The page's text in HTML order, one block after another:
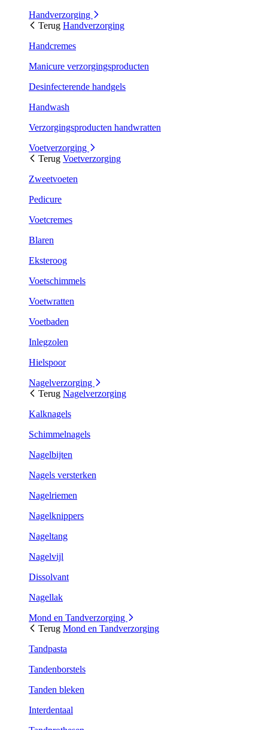
Handverzorging
Terug Handverzorging
Handcremes
Manicure verzorgingsproducten
Desinfecterende handgels
Handwash
Verzorgingsproducten handwratten
Voetverzorging
Terug Voetverzorging
Zweetvoeten
Pedicure
Voetcremes
Blaren
Eksteroog
Voetschimmels
Voetwratten
Voetbaden
Inlegzolen
Hielspoor
Nagelverzorging
Terug Nagelverzorging
Kalknagels
Schimmelnagels
Nagelbijten
Nagels versterken
Nagelriemen
Nagelknippers
Nageltang
Nagelvijl
Dissolvant
Nagellak
Mond en Tandverzorging
Terug Mond en Tandverzorging
Tandpasta
Tandenborstels
Tanden bleken
Interdentaal